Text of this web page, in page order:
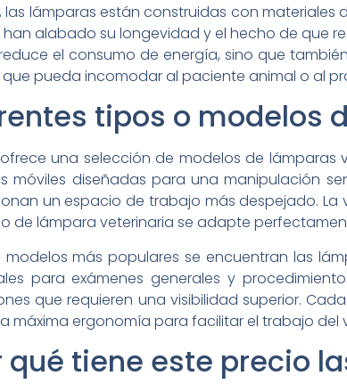
las lámparas están construidas con
han alabado su longevidad y el hecho de que
el consumo de energía, sino que
pueda incomodar al paciente animal o al
tipos o modelos
una selección de modelos de lámparas
móviles diseñadas para una manipulación
un espacio de trabajo más despejado.
de lámpara veterinaria se adapte
modelos más populares se encuentran las
para exámenes generales y
que requieren una visibilidad superior.
máxima ergonomía para facilitar el trabajo del
qué tiene este precio